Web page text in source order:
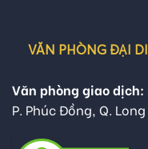
VĂN PHÒNG ĐẠI
Văn phòng giao dịch:
P. Phúc Đồng, Q.